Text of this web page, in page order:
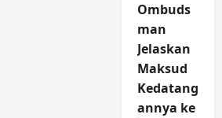
Ombuds
man
Jelaskan
Maksud
Kedatang
annya ke